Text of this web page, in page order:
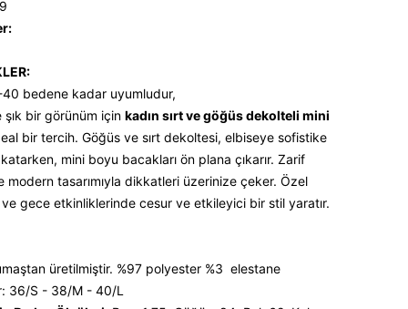
bedene kadar uyumludur,
şık bir görünüm için kadın sırt ve göğüs dekolteli mini
bir tercih. Göğüs ve sırt dekoltesi, elbiseye sofistike
mini boyu bacakları ön plana çıkarır. Zarif
modern tasarımıyla dikkatleri üzerinize çeker. Özel
gece etkinliklerinde cesur ve etkileyici bir stil yaratır.
üretilmiştir. %97 polyester %3 elestane
36/S - 38/M - 40/L